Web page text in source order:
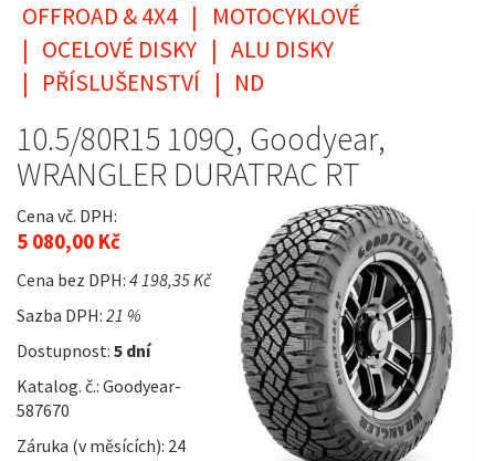
OFFROAD & 4X4 |
MOTOCYKLOVÉ
| OCELOVÉ DISKY | ALU DISKY
| PŘÍSLUŠENSTVÍ | ND
10.5/80R15 109Q, Goodyear,
WRANGLER DURATRAC RT
Cena vč. DPH:
5 080,00 Kč
Cena bez DPH: 4 198,35 Kč
Sazba DPH: 21 %
Dostupnost: 5 dní
Katalog. č.: Goodyear-
587670
Záruka (v měsících): 24